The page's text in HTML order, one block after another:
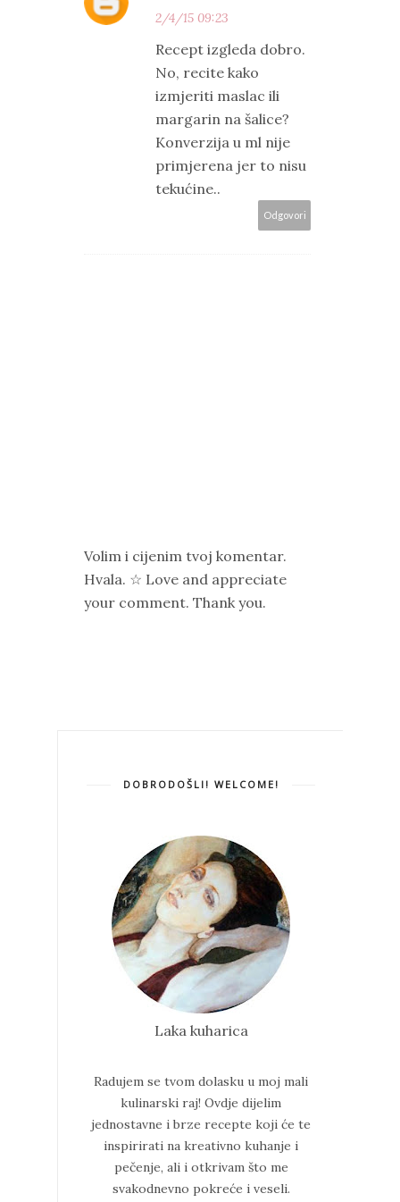
2/4/15 09:23
Recept izgleda dobro.
No, recite kako
izmjeriti maslac ili
margarin na šalice?
Konverzija u ml nije
primjerena jer to nisu
tekućine..
Odgovori
Volim i cijenim tvoj komentar.
Hvala. ☆ Love and appreciate
your comment. Thank you.
DOBRODOŠLI! WELCOME!
Laka kuharica
Radujem se tvom dolasku u moj mali
kulinarski raj! Ovdje dijelim
jednostavne i brze recepte koji će te
inspirirati na kreativno kuhanje i
pečenje, ali i otkrivam što me
svakodnevno pokreće i veseli.